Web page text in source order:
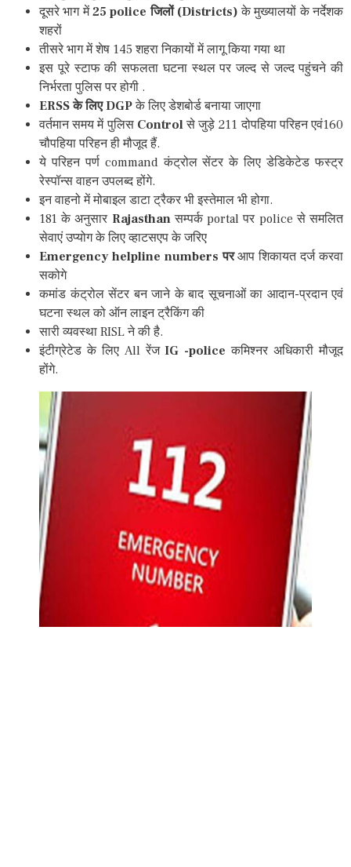
दूसरे भाग में25 police जिलों (Districts) के मुख्यालयों के नर्देशक
शहरों
तीसरे भाग में शेष 145 शहरा निकायों में लागू किया गया था
इस पूरे स्टाफ की सफलता घटना स्थल पर जल्द से जल्द पहुंचने की
निर्भरता पुलिस पर होगी .
ERSS के लिए DGPके लिए डेशबोर्ड बनाया जाएगा
वर्तमान समय में पुलिसControlसे जुड़े 211 दोपहिया परिहन एवं160
चौपहिया परिहन ही मौजूद हैं.
ये परिहन पर्ण command कंट्रोल सेंटर के लिए डेडिकेटेड फस्ट्र
रेस्पॉन्स वाहन उपलब्द होंगे.
इन वाहनो में मोबाइल डाटा ट्रैकर भी इस्तेमाल भी होगा.
181 के अनुसार Rajasthanसम्पर्क portal पर police से समलित
सेवाएं उप्योग के लिए व्हाटसएप के जरिए
Emergency helpline numbers परआप शिकायत दर्ज करवा
सकोगे
कमांड कंट्रोल सेंटर बन जाने के बाद सूचनाओं का आदान-प्रदान एवं
घटना स्थल को ऑन लाइन ट्रैकिंग की
सारी व्यवस्था RISL ने की है.
इंटीग्रेटेड के लिए All रेंज IG -police कमिश्नर अधिकारी मौजूद
होंगे.